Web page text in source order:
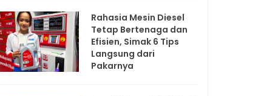
Rahasia Mesin Diesel
Tetap Bertenaga dan
Efisien, Simak 6 Tips
Langsung dari
Pakarnya